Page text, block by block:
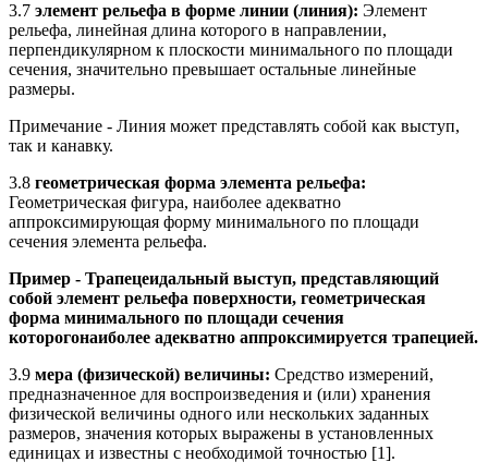
3.7 элемент рельефа в форме линии (линия): Элемент
рельефа, линейная длина которого в направлении,
перпендикулярном к плоскости минимального по площади
сечения, значительно превышает остальные линейные
размеры.
Примечание - Линия может представлять собой как выступ,
так и канавку.
3.8 геометрическая форма элемента рельефа:
Геометрическая фигура, наиболее адекватно
аппроксимирующая форму минимального по площади
сечения элемента рельефа.
Пример - Трапецеидальный выступ, представляющий
собой элемент рельефа поверхности, геометрическая
форма минимального по площади сечения
которогонаиболее адекватно аппроксимируется трапецией.
3.9 мера (физической) величины: Средство измерений,
предназначенное для воспроизведения и (или) хранения
физической величины одного или нескольких заданных
размеров, значения которых выражены в установленных
единицах и известны с необходимой точностью [1].